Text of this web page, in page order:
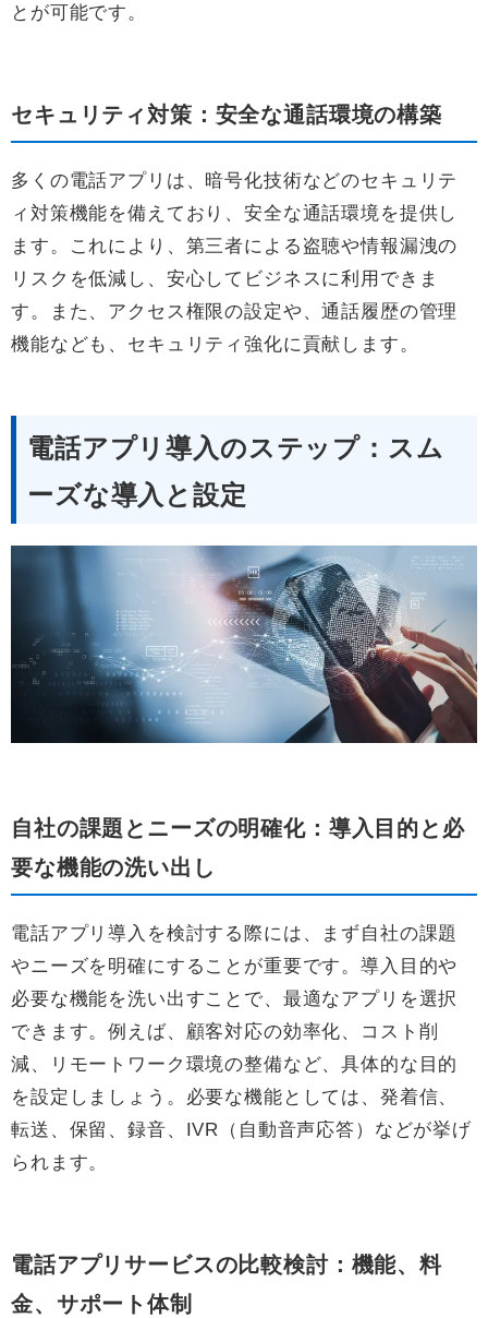
とが可能です。
セキュリティ対策：安全な通話環境の構築
多くの電話アプリは、暗号化技術などのセキュリテ
ィ対策機能を備えており、安全な通話環境を提供し
ます。これにより、第三者による盗聴や情報漏洩の
リスクを低減し、安心してビジネスに利用できま
す。また、アクセス権限の設定や、通話履歴の管理
機能なども、セキュリティ強化に貢献します。
電話アプリ導入のステップ：スム
ーズな導入と設定
自社の課題とニーズの明確化：導入目的と必
要な機能の洗い出し
電話アプリ導入を検討する際には、まず自社の課題
やニーズを明確にすることが重要です。導入目的や
必要な機能を洗い出すことで、最適なアプリを選択
できます。例えば、顧客対応の効率化、コスト削
減、リモートワーク環境の整備など、具体的な目的
を設定しましょう。必要な機能としては、発着信、
転送、保留、録音、IVR（自動音声応答）などが挙げ
られます。
電話アプリサービスの比較検討：機能、料
金、サポート体制